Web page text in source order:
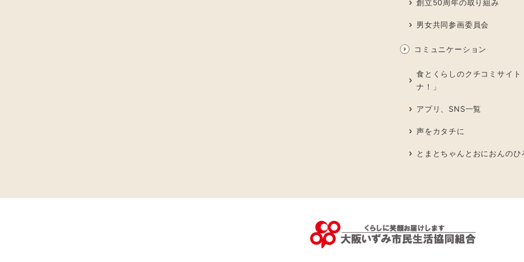
創立50周年の取り組み
男女共同参画委員会
コミュニケーション
食とくらしのクチコミサイト
ナ！」
アプリ、SNS一覧
声をカタチに
とまとちゃんとおにおんのひ